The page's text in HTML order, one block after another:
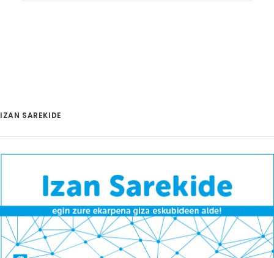
IZAN SAREKIDE